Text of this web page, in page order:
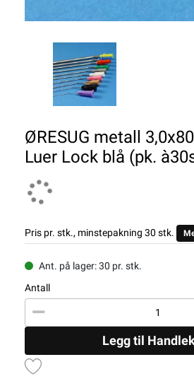
ØRESUG metall
Luer Lock blå (pk.
Pris pr. stk., minstepakning 30 stk.
Ant. på lager: 30 pr. stk.
Antall
Legg til